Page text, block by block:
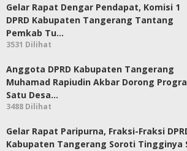
Gelar Rapat Dengar Pendapat, Komisi 1
DPRD Kabupaten Tangerang Tantang
Pemkab Tu…
3531 Dilihat
Anggota DPRD Kabupaten Tangerang
Muhamad Rapiudin Akbar Dorong
Satu Desa…
3488 Dilihat
Gelar Rapat Paripurna, Fraksi-Fraksi
Kabupaten Tangerang Soroti Tingginya